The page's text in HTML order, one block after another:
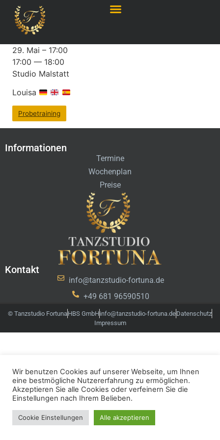
29. Mai – 17:00
17:00 — 18:00
Studio Malstatt
Louisa
Probetraining
Informationen
Termine
Wochenplan
Preise
Kontakt
info@tanzstudio-fortuna.de
+49 681 96590510
© Tanzstudio FortunaHBS GmbHinfo@tanzstudio-fortuna.deDatenschutz
Impressum
Wir benutzen Cookies auf unserer Webseite, um Ihnen
eine bestmögliche Nutzererfahrung zu ermöglichen.
Akzeptieren Sie alle Cookies oder verfeinern Sie die
Einstellungen nach Ihrem Belieben.
Cookie Einstellungen Alle akzeptieren